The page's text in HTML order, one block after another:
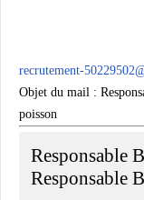
recrutement-
Objet du mail :
poisson
Responsable
Responsable